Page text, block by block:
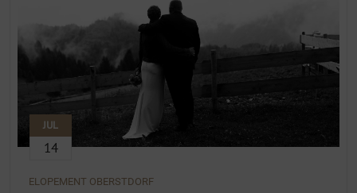
JUL
14
ELOPEMENT OBERSTDORF